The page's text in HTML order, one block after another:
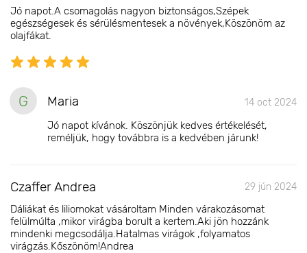
Jó napot.A csomagolás nagyon biztonságos,Szépek
egészségesek és sérülésmentesek a növények,Köszönöm az
olajfákat.
G Maria 14 oct 2024
Jó napot kívánok. Köszönjük kedves értékelését,
reméljük, hogy továbbra is a kedvében járunk!
Czaffer Andrea 29 jún 2024
Dáliákat és liliomokat vásároltam Minden várakozásomat
felülmúlta ,mikor virágba borult a kertem.Aki jön hozzánk
mindenki megcsodálja.Hatalmas virágok ,folyamatos
virágzás.Kőszönöm!Andrea